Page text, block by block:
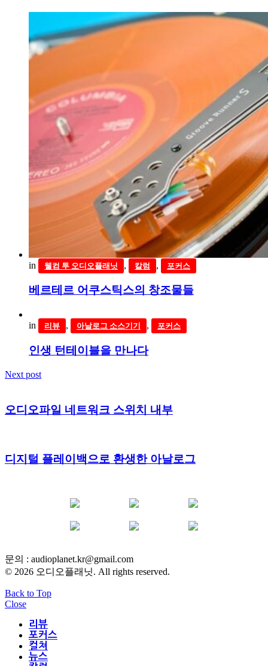
in 웰컴 투 오디오플래닛 , 칼럼 , 포커스
베르테르 어쿠스틱스의 창조물들
in 리뷰 , 아날로그 소스기기 , 포커스
인생 턴테이블을 만나다
Next post
오디오파일 네트워크 스위치 내부
디지털 플레이백으로 환생한 아날로그
문의 : audioplanet.kr@gmail.com
© 2026 오디오플래닛. All rights reserved.
Back to Top
Close
리뷰
포커스
컬쳐
뉴스